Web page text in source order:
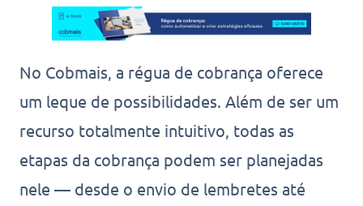
No Cobmais, a régua de cobrança oferece
um leque de possibilidades. Além de ser um
recurso totalmente intuitivo, todas as
etapas da cobrança podem ser planejadas
nele — desde o envio de lembretes até